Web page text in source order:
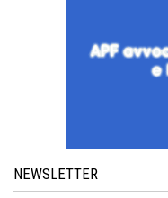
NEWSLETTER